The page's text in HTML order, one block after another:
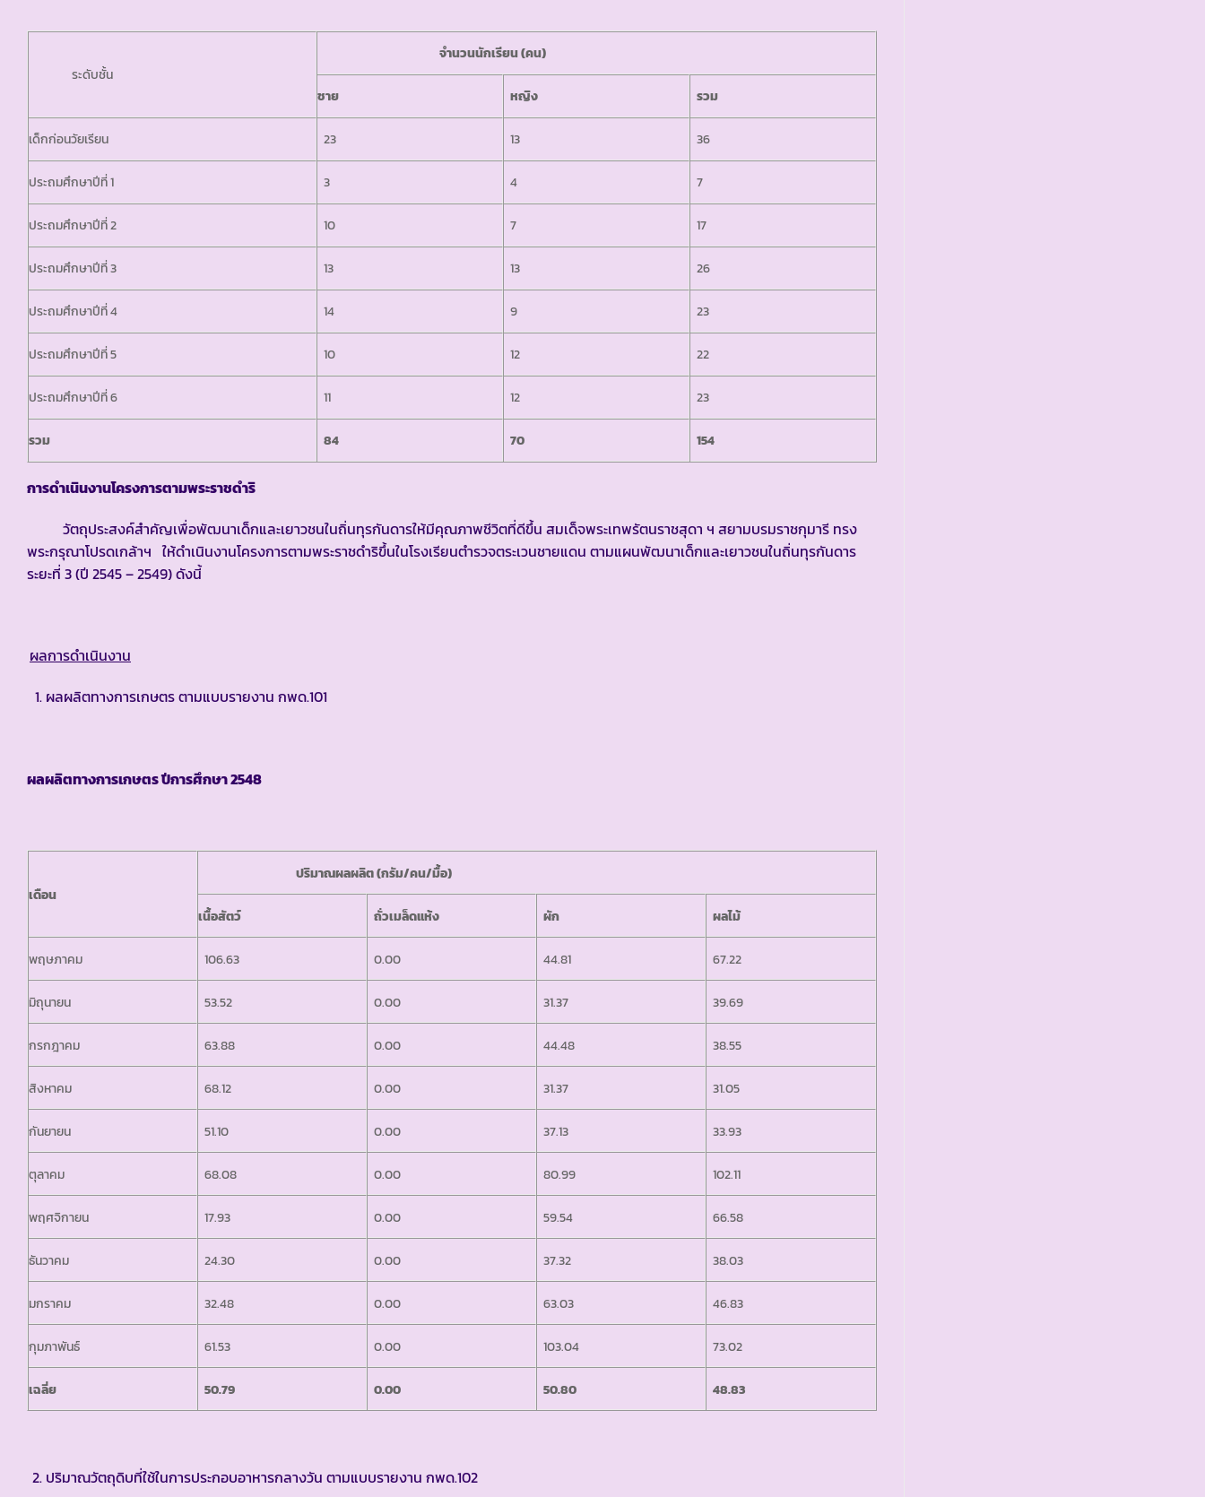
ระดับชั้น
จำนวนนักเรียน(คน)
ชาย หญิง รวม
เด็กก่อนวัยเรียน 23 13 36
ประถมศึกษาปีที่ 1 3 4 7
ประถมศึกษาปีที่ 2 10 7 17
ประถมศึกษาปีที่ 3 13 13 26
ประถมศึกษาปีที่ 4 14 9 23
ประถมศึกษาปีที่ 5 10 12 22
ประถมศึกษาปีที่ 6 11 12 23
รวม 84 70 154
การดำเนินงานโครงการตามพระราชดำริ
วัตถุประสงค์สำคัญเพื่อพัฒนาเด็กและเยาวชนในถิ่นทุรกันดารให้มีคุณภาพชีวิตที่ดีขึ้น สมเด็จพระเทพรัตนราชสุดา ฯ สยามบรมราชกุมารี ทรง
พระกรุณาโปรดเกล้าฯ ให้ดำเนินงานโครงการตามพระราชดำริขึ้นในโรงเรียนตำรวจตระเวนชายแดน ตามแผนพัฒนาเด็กและเยาวชนในถิ่นทุรกันดาร
ระยะที่ 3 (ปี 2545 – 2549) ดังนี้
ผลการดำเนินงาน
ผลผลิตทางการเกษตร ตามแบบรายงาน กพด.101
ผลผลิตทางการเกษตร ปีการศึกษา2548
เดือน
ปริมาณผลผลิต(กรัม/คน/มื้อ)
เนื้อสัตว์ ถั่วเมล็ดแห้ง ผัก ผลไม้
พฤษภาคม 106.63 0.00 44.81 67.22
มิถุนายน 53.52 0.00 31.37 39.69
กรกฎาคม 63.88 0.00 44.48 38.55
สิงหาคม 68.12 0.00 31.37 31.05
กันยายน 51.10 0.00 37.13 33.93
ตุลาคม 68.08 0.00 80.99 102.11
พฤศจิกายน 17.93 0.00 59.54 66.58
ธันวาคม 24.30 0.00 37.32 38.03
มกราคม 32.48 0.00 63.03 46.83
กุมภาพันธ์ 61.53 0.00 103.04 73.02
เฉลี่ย 50.79 0.00 50.80 48.83
ปริมาณวัตถุดิบที่ใช้ในการประกอบอาหารกลางวัน ตามแบบรายงาน กพด.102